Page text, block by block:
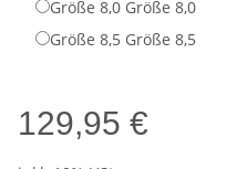
Größe 8,0 Größe 8,0
Größe 8,5 Größe 8,5
129,95 €